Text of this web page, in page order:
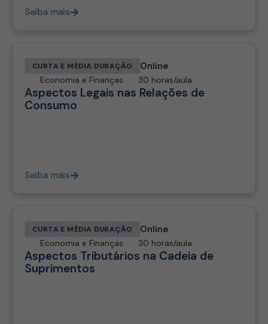
Saiba mais
CURTA E MÉDIA DURAÇÃO Online
Economia e Finanças 30 horas/aula
Aspectos Legais nas Relações de
Consumo
Saiba mais
CURTA E MÉDIA DURAÇÃO Online
Economia e Finanças 30 horas/aula
Aspectos Tributários na Cadeia de
Suprimentos